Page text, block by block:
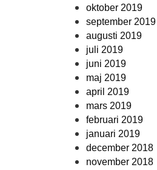
oktober 2019
september 2019
augusti 2019
juli 2019
juni 2019
maj 2019
april 2019
mars 2019
februari 2019
januari 2019
december 2018
november 2018